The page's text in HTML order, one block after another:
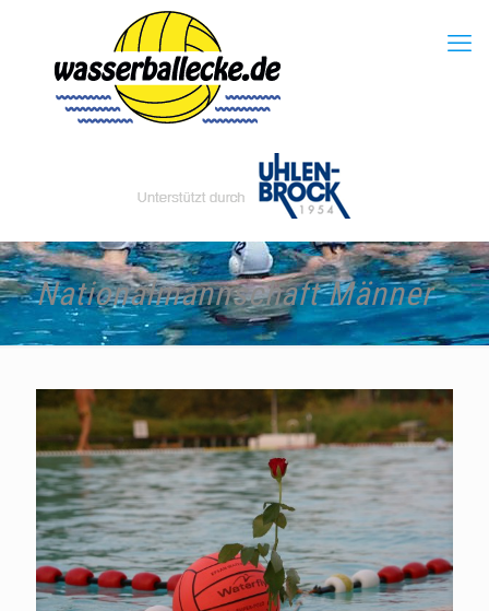
Nationalmannschaft Männer